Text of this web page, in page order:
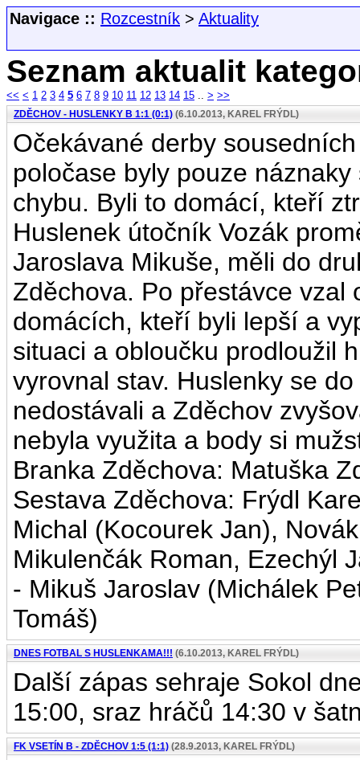
Navigace :: Rozcestník > Aktuality
Seznam aktualit
<< < 1 2 3 4 5 6 7 8 9 10 11 12 13 14 15 .. > >>
ZDĚCHOV - HUSLENKY B 1:1 (0:1) (6.10.2013, KAREL FRÝDL)
Očekávané derby
poločase byly pouze
chybu. Byli to domácí, kteří
Huslenek útočník Vozák
Jaroslava Mikuše, měli do
Zděchova. Po přestávce vzal
domácích, kteří byli lepší a
situaci a obloučku prodloužil
vyrovnal stav. Huslenky se
nedostávali a Zděchov
nebyla využita a body si
Branka Zděchova: Matuška
Sestava Zděchova: Frýdl
Michal (Kocourek Jan),
Mikulenčák Roman, Ezechýl
- Mikuš Jaroslav (Michálek
Tomáš)
DNES FOTBAL S HUSLENKAMA!!! (6.10.2013, KAREL FRÝDL)
Další zápas sehraje Sokol
15:00, sraz hráčů 14:30 v
FK VSETÍN B - ZDĚCHOV 1:5 (1:1) (28.9.2013, KAREL FRÝDL)